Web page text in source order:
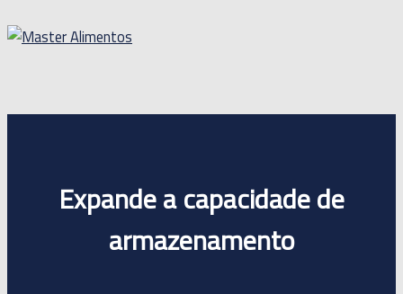
para
Expande a capacidade de
armazenamento